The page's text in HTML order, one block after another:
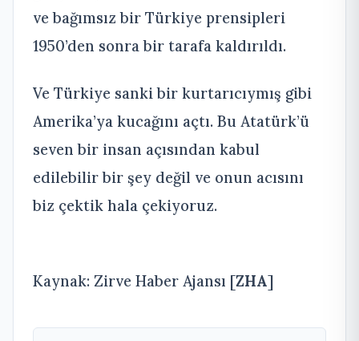
ve bağımsız bir Türkiye prensipleri
1950’den sonra bir tarafa kaldırıldı.
Ve Türkiye sanki bir kurtarıcıymış gibi
Amerika’ya kucağını açtı. Bu Atatürk’ü
seven bir insan açısından kabul
edilebilir bir şey değil ve onun acısını
biz çektik hala çekiyoruz.
Kaynak: Zirve Haber Ajansı [ZHA]